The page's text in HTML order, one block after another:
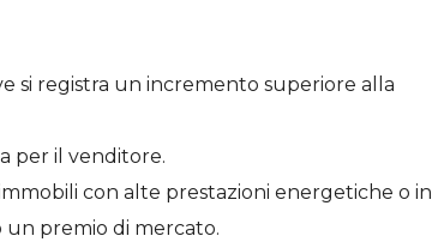
si registra un incremento superiore alla
per il venditore.
con alte prestazioni energetiche o in
premio di mercato.